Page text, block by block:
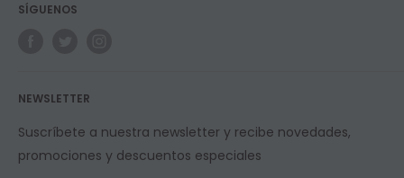
E-Líquidos
NEWSLETTER
Suscríbete a nuestra newsletter y recibe novedades,
promociones y descuentos especiales
SÍGUENOS